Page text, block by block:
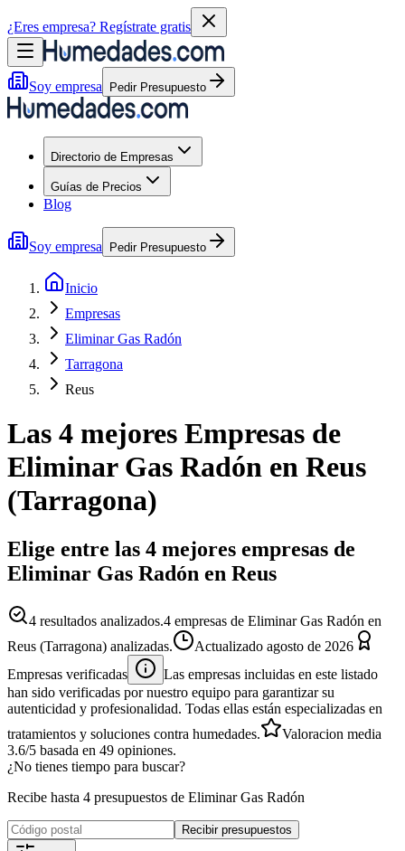
¿Eres empresa? Regístrate gratis
Soy empresa Pedir Presupuesto
Directorio de Empresas
Guías de Precios
Blog
Soy empresa Pedir Presupuesto
Inicio
Empresas
Eliminar Gas Radón
Tarragona
Reus
Las 4 mejores Empresas de
Eliminar Gas Radón en Reus
(Tarragona)
Elige entre las 4 mejores empresas de
Eliminar Gas Radón en Reus
4 resultados analizados.4 empresas de Eliminar Gas Radón en
Reus (Tarragona) analizadas.
Actualizado agosto de 2026
Empresas verificadas
Las empresas incluidas en este listado
han sido verificadas por nuestro equipo para garantizar su
autenticidad y profesionalidad. Todas ellas están especializadas en
tratamientos y soluciones contra humedades.
Valoracion media
3.6/5 basada en 49 opiniones.
¿No tienes tiempo para buscar?
Recibe hasta 4 presupuestos de Eliminar Gas Radón
Recibir presupuestos